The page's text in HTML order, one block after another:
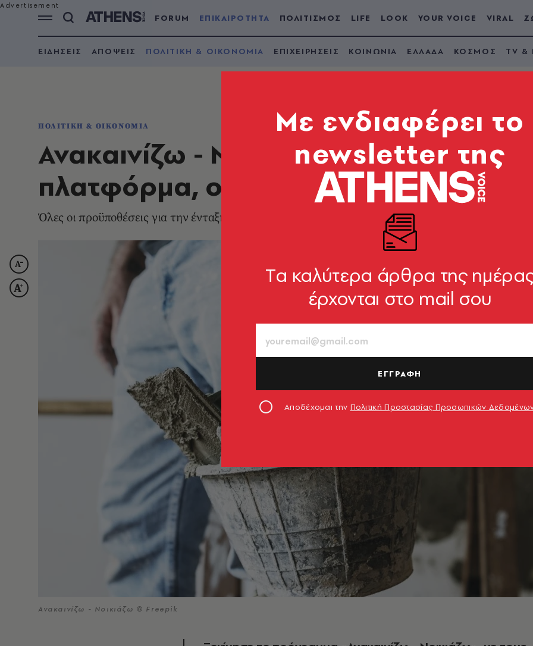
FORUM ΕΠΙΚΑΙΡΟΤΗΤΑ ΠΟΛΙΤΙΣΜΟΣ LIFE LOOK YOUR VOICE VIRAL
ΕΙΔΗΣΕΙΣ ΑΠΟΨΕΙΣ ΠΟΛΙΤΙΚΗ & ΟΙΚΟΝΟΜΙΑ ΕΠΙΧΕΙΡΗΣΕΙΣ ΚΟΙΝΩΝΙΑ ΕΛΛΑΔΑ ΚΟΣΜΟΣ TV &
ΠΟΛΙΤΙΚΗ & ΟΙΚΟΝΟΜΙΑ
Ανακαινίζω - Νοικιάζω: Άνοιξε η
πλατφόρμα, οι δικαιούχοι και τα
Όλες οι προϋποθέσεις για την ένταξη του ακινήτου στο πρόγραμμα
Ανακαινίζω - Νοικιάζω © Freepik
Mε ενδιαφέρει το
newsletter της
Tα καλύτερα άρθρα της
έρχονται στο mail σου
ΕΓΓΡΑΦΗ
Αποδέχομαι την Πολιτική Προστασίας Προσωπικών